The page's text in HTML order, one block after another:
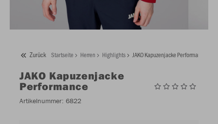
Zurück Startseite Herren Highlights JAKO Kapuzenjacke Performance
JAKO Kapuzenjacke
Performance
Artikelnummer: 6822